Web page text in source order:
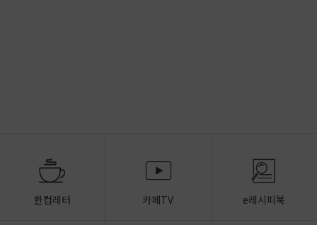
한컵레터 카페TV e레시피북